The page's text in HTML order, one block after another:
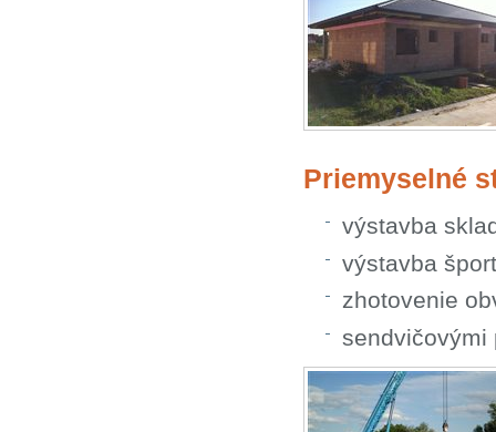
Priemyselné
výstavba
výstavba
zhotovenie
sendvičovými